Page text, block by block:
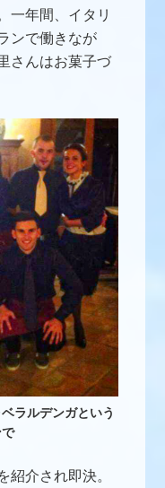
一年間、イタリ
ンで働きなが
さんはお菓子づ
ラルデンガという
紹介され即決。